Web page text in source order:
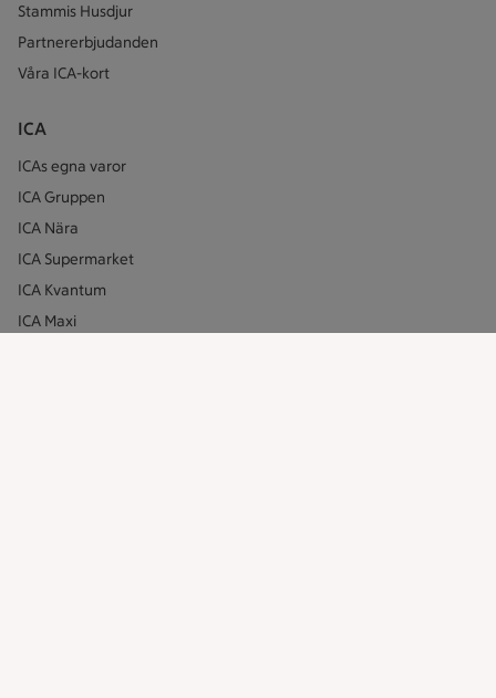
Stammis Husdjur
Partnererbjudanden
Våra ICA-kort
ICA
ICAs egna varor
ICA Gruppen
ICA Nära
ICA Supermarket
ICA Kvantum
ICA Maxi